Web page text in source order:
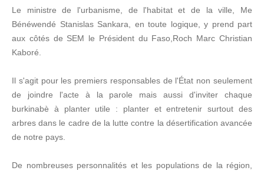
Le ministre de l'urbanisme, de l'habitat et de la ville, Me
Bénéwendé Stanislas Sankara, en toute logique, y prend part
aux côtés de SEM le Président du Faso,Roch Marc Christian
Kaboré.
Il s'agit pour les premiers responsables de l'État non seulement
de joindre l'acte à la parole mais aussi d'inviter chaque
burkinabè à planter utile : planter et entretenir surtout des
arbres dans le cadre de la lutte contre la désertification avancée
de notre pays.
De nombreuses personnalités et les populations de la région,